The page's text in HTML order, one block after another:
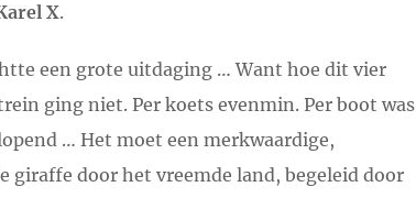
X.
een grote uitdaging … Want hoe dit vier
ging niet. Per koets evenmin. Per boot was
… Het moet een merkwaardige,
giraffe door het vreemde land, begeleid door